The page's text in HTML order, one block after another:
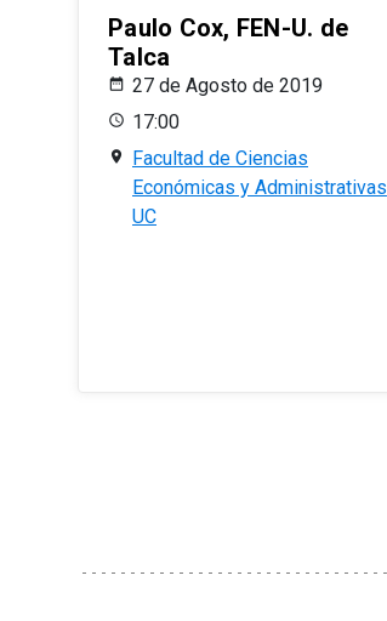
Paulo Cox, FEN-U. de
Talca
27 de Agosto de 2019
17:00
Facultad de Ciencias
Económicas y Administrativas
UC